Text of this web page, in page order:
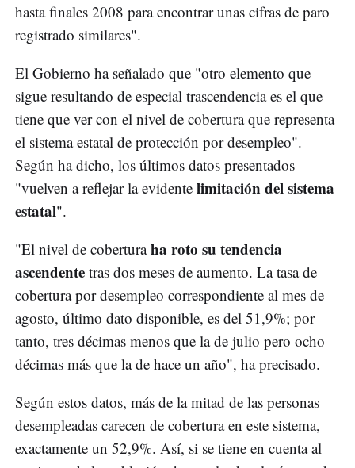
hasta finales 2008 para encontrar unas cifras de paro
registrado similares".
El Gobierno ha señalado que "otro elemento que
sigue resultando de especial trascendencia es el que
tiene que ver con el nivel de cobertura que representa
el sistema estatal de protección por desempleo".
Según ha dicho, los últimos datos presentados
"vuelven a reflejar la evidente limitación del sistema
estatal".
"El nivel de coberturaha roto su tendencia
ascendente tras dos meses de aumento. La tasa de
cobertura por desempleo correspondiente al mes de
agosto, último dato disponible, es del 51,9%; por
tanto, tres décimas menos que la de julio pero ocho
décimas más que la de hace un año", ha precisado.
Según estos datos, más de la mitad de las personas
desempleadas carecen de cobertura en este sistema,
exactamente un 52,9%. Así, si se tiene en cuenta al